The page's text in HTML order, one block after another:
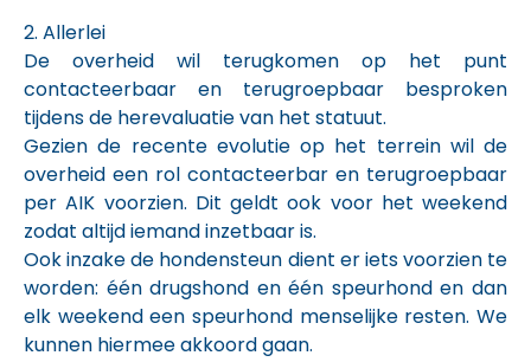
2. Allerlei
De overheid wil terugkomen op het punt
contacteerbaar en terugroepbaar besproken
tijdens de herevaluatie van het statuut.
Gezien de recente evolutie op het terrein wil de
overheid een rol contacteerbar en terugroepbaar
per AIK voorzien. Dit geldt ook voor het weekend
zodat altijd iemand inzetbaar is.
Ook inzake de hondensteun dient er iets voorzien te
worden: één drugshond en één speurhond en dan
elk weekend een speurhond menselijke resten. We
kunnen hiermee akkoord gaan.